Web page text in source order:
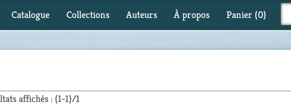
Catalogue Collections Auteurs À propos Panier (0)
affichés : (1-1)/1